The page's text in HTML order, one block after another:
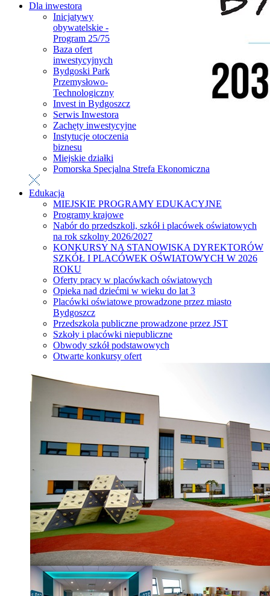
Dla inwestora
Inicjatywy
obywatelskie -
Program 25/75
Baza ofert
inwestycyjnych
Bydgoski Park
Przemysłowo-
Technologiczny
Invest in Bydgoszcz
Serwis Inwestora
Zachęty inwestycyjne
Instytucje otoczenia
biznesu
Miejskie działki
Pomorska Specjalna Strefa Ekonomiczna
Edukacja
MIEJSKIE PROGRAMY EDUKACYJNE
Programy krajowe
Nabór do przedszkoli, szkół i placówek oświatowych
na rok szkolny 2026/2027
KONKURSY NA STANOWISKA DYREKTORÓW
SZKÓŁ I PLACÓWEK OŚWIATOWYCH W 2026
ROKU
Oferty pracy w placówkach oświatowych
Opieka nad dziećmi w wieku do lat 3
Placówki oświatowe prowadzone przez miasto
Bydgoszcz
Przedszkola publiczne prowadzone przez JST
Szkoły i placówki niepubliczne
Obwody szkół podstawowych
Otwarte konkursy ofert